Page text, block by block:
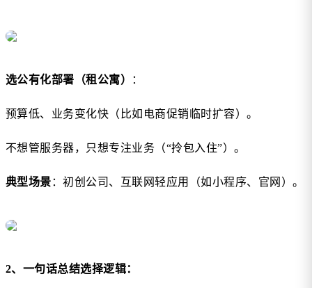
选公有化部署（租公寓） ：
预算低、业务变化快（比如电商促销临时扩容）。
不想管服务器，只想专注业务（“拎包入住”）。
典型场景 ：初创公司、互联网轻应用（如小程序、官网）。
2、一句话总结选择逻辑：